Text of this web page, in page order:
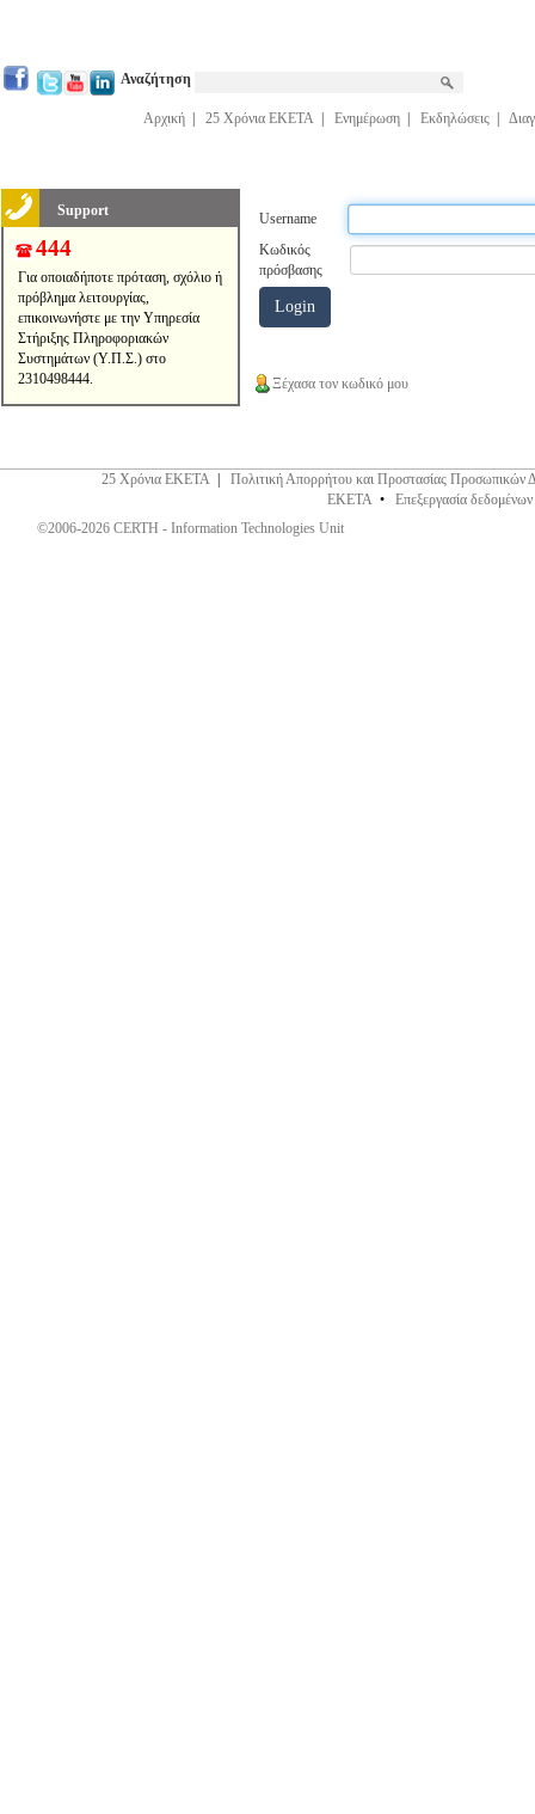
Αναζήτηση
Αρχική 25 Χρόνια ΕΚΕΤΑ Ενημέρωση Εκδηλώσεις
Support
444
Για οποιαδήποτε πρόταση, σχόλιο ή
πρόβλημα λειτουργίας,
επικοινωνήστε με την Υπηρεσία
Στήριξης Πληροφοριακών
Συστημάτων (Υ.Π.Σ.) στο
2310498444.
Username
Κωδικός
πρόσβασης
Ξέχασα τον κωδικό μου
25 Χρόνια ΕΚΕΤΑ
Πολιτική Απορρήτου και Προστασίας Προσωπικών
ΕΚΕΤΑ • Επεξεργασία
©2006-2026 CERTH - Information Technologies Unit